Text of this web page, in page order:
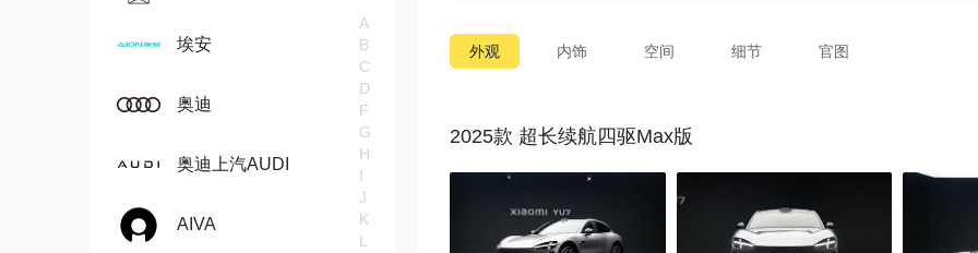
A
B
C
D
F
G
H
I
J
K
L
埃安
奥迪
奥迪上汽AUDI
AIVA
外观 内饰 空间 细节 官图
2025款 超长续航四驱Max版